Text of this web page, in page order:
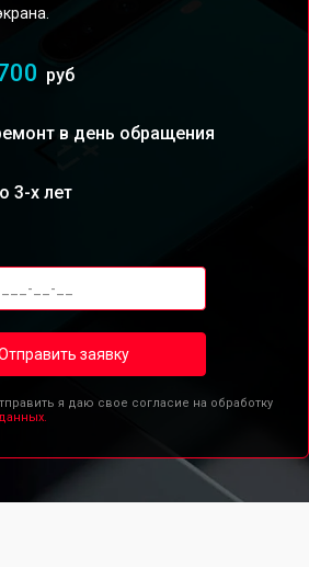
руб
в день обращения
3-х лет
заявку
я даю свое согласие на обработку